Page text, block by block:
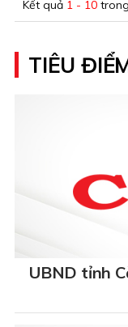
Kết quả 1 - 10
TIÊU
UBND tỉnh